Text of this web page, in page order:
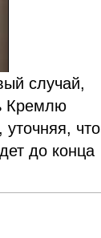
случай,
Кремлю
что
до конца